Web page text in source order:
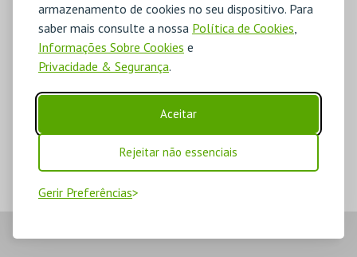
armazenamento de cookies no seu dispositivo. Para
saber mais consulte a nossa Política de Cookies,
Informações Sobre Cookies e
Privacidade & Segurança.
Aceitar
Rejeitar não essenciais
Gerir Preferências